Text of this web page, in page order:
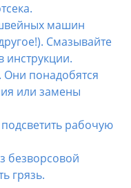
машин
Смазывайте
инструкции.
понадобятся
или замены
рабочую
безворсовой
грязь.